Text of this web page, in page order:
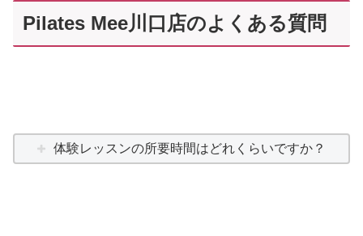
Pilates Mee川口店のよくある質問
体験レッスンの所要時間はどれくらいですか？